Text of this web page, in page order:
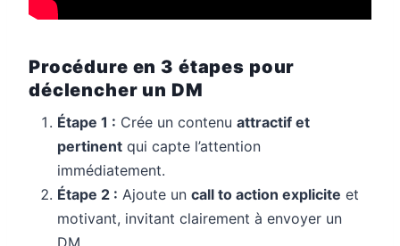
Procédure en 3 étapes pour
déclencher un DM
Étape 1 : Crée un contenu attractif et
pertinent qui capte l’attention
immédiatement.
Étape 2 : Ajoute un call to action explicite et
motivant, invitant clairement à envoyer un
DM.